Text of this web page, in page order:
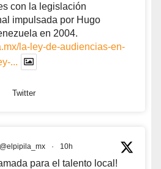
con la legislación
impulsada por Hugo
en 2004.
la-ley-de-audiencias-en-
...
Twitter
@elpipila_mx · 10h
para el talento local!